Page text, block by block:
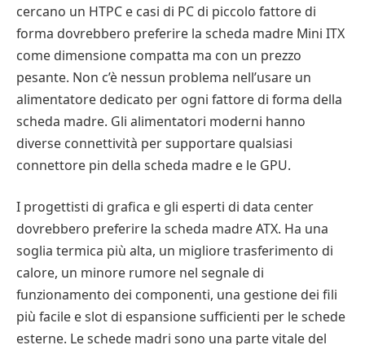
cercano un HTPC e casi di PC di piccolo fattore di
forma dovrebbero preferire la scheda madre Mini ITX
come dimensione compatta ma con un prezzo
pesante. Non c’è nessun problema nell’usare un
alimentatore dedicato per ogni fattore di forma della
scheda madre. Gli alimentatori moderni hanno
diverse connettività per supportare qualsiasi
connettore pin della scheda madre e le GPU.
I progettisti di grafica e gli esperti di data center
dovrebbero preferire la scheda madre ATX. Ha una
soglia termica più alta, un migliore trasferimento di
calore, un minore rumore nel segnale di
funzionamento dei componenti, una gestione dei fili
più facile e slot di espansione sufficienti per le schede
esterne. Le schede madri sono una parte vitale del